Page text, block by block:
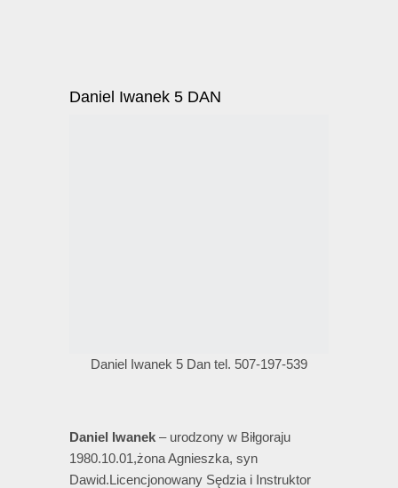
Daniel Iwanek 5 DAN
Daniel Iwanek 5 Dan tel. 507-197-539
Daniel Iwanek – urodzony w Biłgoraju
1980.10.01,żona Agnieszka, syn
Dawid.Licencjonowany Sędzia i Instruktor